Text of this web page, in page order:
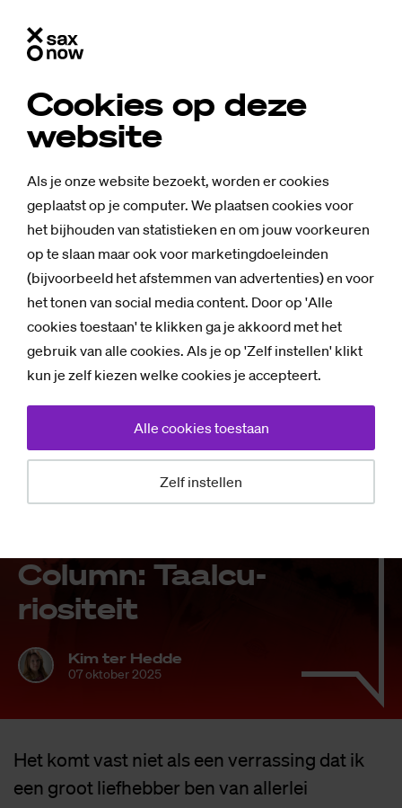
Cookies op deze
website
Als je onze website bezoekt, worden er cookies
geplaatst op je computer. We plaatsen cookies voor
het bijhouden van statistieken en om jouw voorkeuren
op te slaan maar ook voor marketingdoeleinden
(bijvoorbeeld het afstemmen van advertenties) en voor
het tonen van social media content. Door op 'Alle
cookies toestaan' te klikken ga je akkoord met het
gebruik van alle cookies. Als je op 'Zelf instellen' klikt
kun je zelf kiezen welke cookies je accepteert.
Zelf instellen
Alle cookies toestaan
Co­lumn: Taal­cu­
ri­o­si­teit
Kim ter Hedde
07 oktober 2025
Het komt vast niet als een verrassing dat ik
een groot liefhebber ben van allerlei